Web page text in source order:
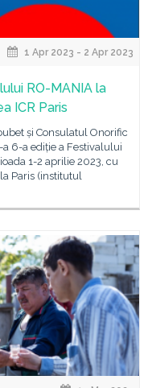
1 Apr 2023 - 2 Apr 2023
RO-MANIA la
ICR Paris
și Consulatul Onorific
6-a ediție a Festivalului
1-2 aprilie 2023, cu
Paris (institutul